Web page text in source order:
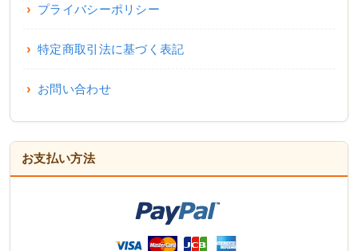
プライバシーポリシー
特定商取引法に基づく表記
お問い合わせ
お支払い方法